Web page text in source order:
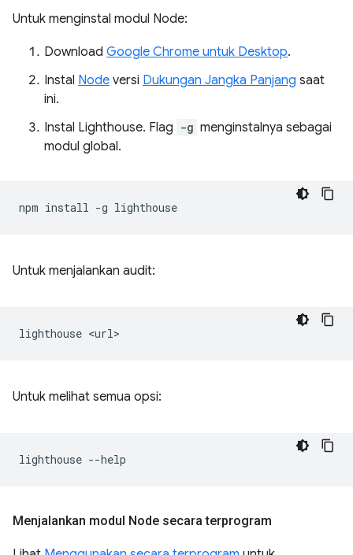
Untuk menginstal modul Node:
Download Google Chrome untuk Desktop.
Instal Node versi Dukungan Jangka Panjang saat
ini.
Instal Lighthouse. Flag -g menginstalnya sebagai
modul global.
npm install -g
Untuk menjalankan audit:
lighthouse
Untuk melihat semua opsi:
lighthouse
Menjalankan modul Node secara terprogram